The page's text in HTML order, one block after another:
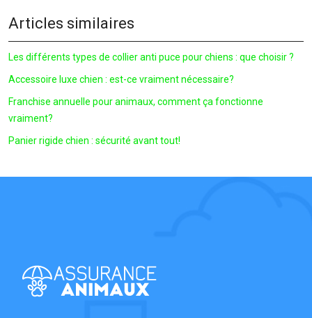
Articles similaires
Les différents types de collier anti puce pour chiens : que choisir ?
Accessoire luxe chien : est-ce vraiment nécessaire?
Franchise annuelle pour animaux, comment ça fonctionne
vraiment?
Panier rigide chien : sécurité avant tout!